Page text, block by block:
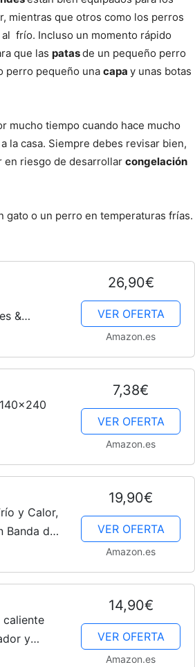
Fotos
–
Gatos
mientras que otros como los perros
frío. Incluso un momento rápido
que las patasde un pequeño perro
perro pequeño una capa y unas botas
mucho tiempo cuando hace mucho
la casa. Siempre debes revisar bien,
en riesgo de desarrollar congelación
gato o un perro en temperaturas frías.
&
26,90€
VER OFERTA
Amazon.es
7,38€
VER OFERTA
Amazon.es
y Calor,
Banda de
19,90€
VER OFERTA
Amazon.es
caliente
y
14,90€
VER OFERTA
Amazon.es